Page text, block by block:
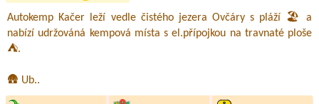
Autokemp Kačer leží vedle čistého jezera Ovčáry s pláží 🏖️ a
nabízí udržováná kempová místa s el.přípojkou na travnaté ploše
⛺.
🛖 Ub..